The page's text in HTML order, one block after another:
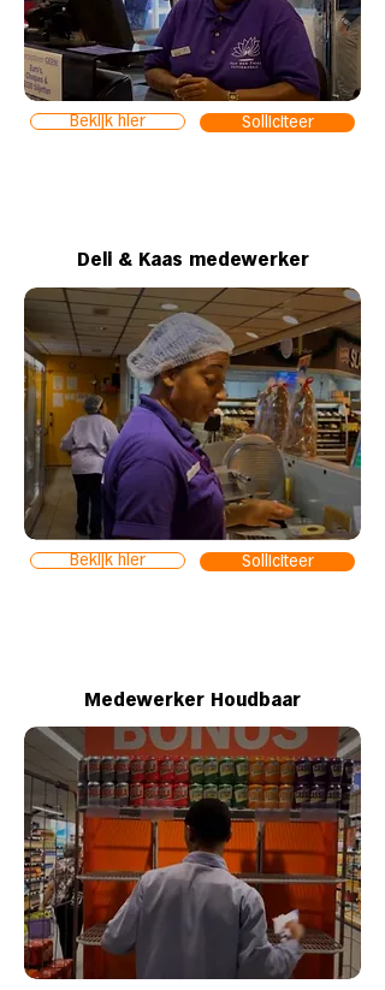
Bekijk hier Solliciteer
Deli & Kaas medewerker
Bekijk hier Solliciteer
Medewerker Houdbaar